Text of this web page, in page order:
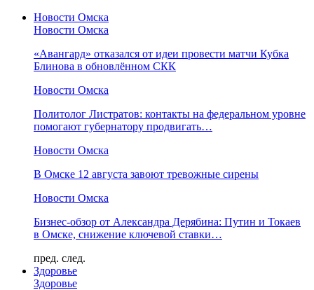
Новости Омска
Новости Омска
«Авангард» отказался от идеи провести матчи Кубка
Блинова в обновлённом СКК
Новости Омска
Политолог Листратов: контакты на федеральном уровне
помогают губернатору продвигать…
Новости Омска
В Омске 12 августа завоют тревожные сирены
Новости Омска
Бизнес-обзор от Александра Дерябина: Путин и Токаев
в Омске, снижение ключевой ставки…
пред. след.
Здоровье
Здоровье